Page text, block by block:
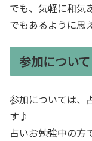
でも、気軽に和気
でもあるように思
参加について
参加については、
す♪
占いお勉強中の方